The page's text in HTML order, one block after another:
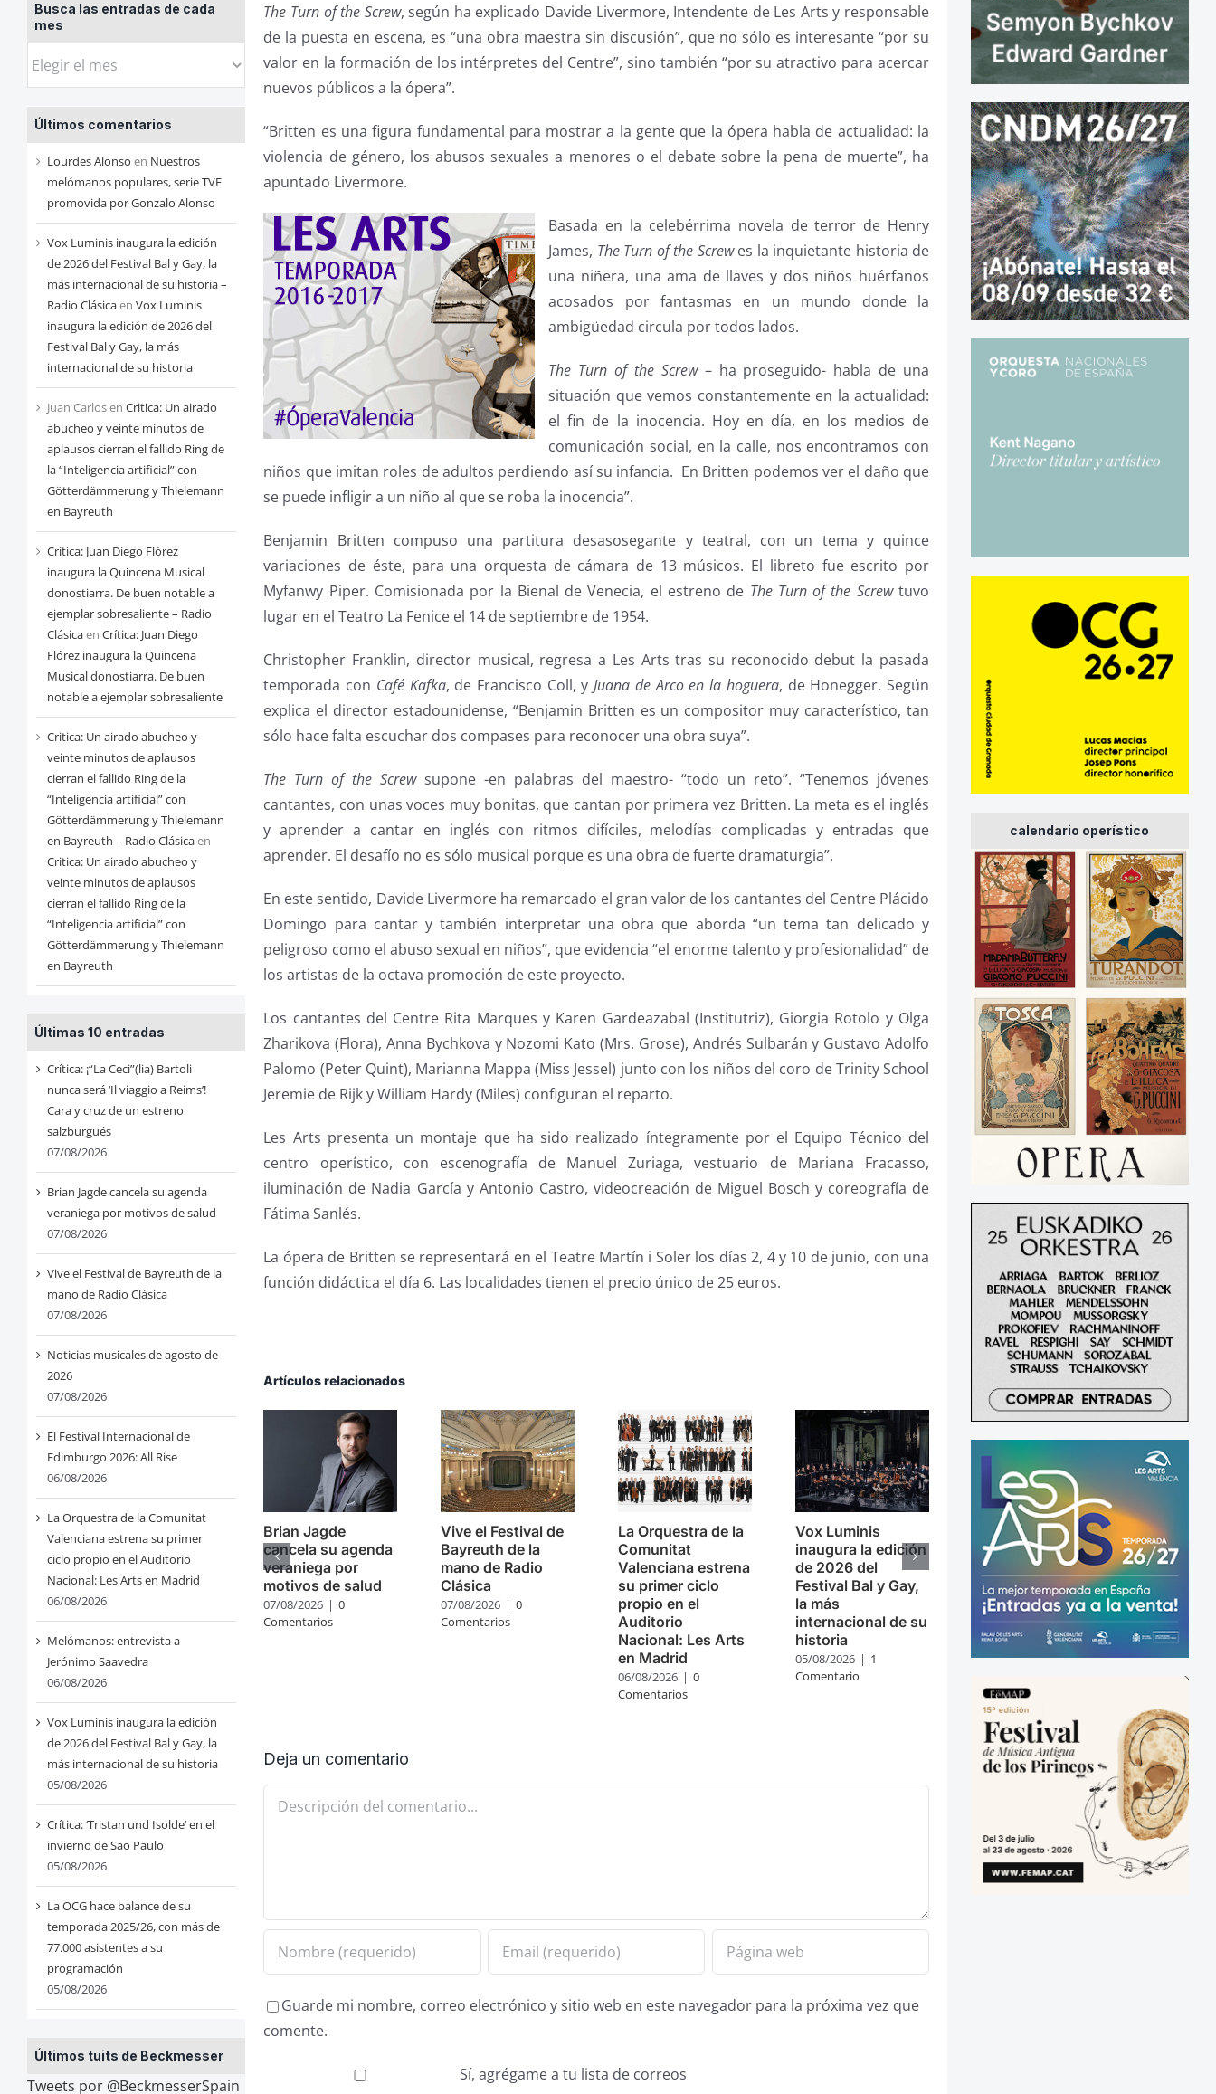
Busca las entradas de cada
mes
Busca
entradas
de
cada
mes
Últimos comentarios
Lourdes Alonso en Nuestros
melómanos populares, serie TVE
promovida por Gonzalo Alonso
Vox Luminis inaugura la edición
de 2026 del Festival Bal y Gay, la
más internacional de su historia –
Radio Clásicaen Vox Luminis
inaugura la edición de 2026 del
Festival Bal y Gay, la más
internacional de su historia
Juan Carlosen Critica: Un airado
abucheo y veinte minutos de
aplausos cierran el fallido Ring de
la “Inteligencia artificial” con
Götterdämmerung y Thielemann
en Bayreuth
Crítica: Juan Diego Flórez
inaugura la Quincena Musical
donostiarra. De buen notable a
ejemplar sobresaliente – Radio
Clásicaen Crítica: Juan Diego
Flórez inaugura la Quincena
Musical donostiarra. De buen
notable a ejemplar sobresaliente
Critica: Un airado abucheo y
veinte minutos de aplausos
cierran el fallido Ring de la
“Inteligencia artificial” con
Götterdämmerung y Thielemann
en Bayreuth – Radio Clásicaen
Critica: Un airado abucheo y
veinte minutos de aplausos
cierran el fallido Ring de la
“Inteligencia artificial” con
Götterdämmerung y Thielemann
en Bayreuth
Últimas 10 entradas
Crítica: ¡“La Ceci”(lia) Bartoli
nunca será ‘Il viaggio a Reims’!
Cara y cruz de un estreno
salzburgués
07/08/2026
Brian Jagde cancela su agenda
veraniega por motivos de salud
07/08/2026
Vive el Festival de Bayreuth de la
mano de Radio Clásica
07/08/2026
Noticias musicales de agosto de
2026
07/08/2026
El Festival Internacional de
Edimburgo 2026: All Rise
06/08/2026
La Orquestra de la Comunitat
Valenciana estrena su primer
ciclo propio en el Auditorio
Nacional: Les Arts en Madrid
06/08/2026
Melómanos: entrevista a
Jerónimo Saavedra
06/08/2026
Vox Luminis inaugura la edición
de 2026 del Festival Bal y Gay, la
más internacional de su historia
05/08/2026
Crítica: ‘Tristan und Isolde’ en el
invierno de Sao Paulo
05/08/2026
La OCG hace balance de su
temporada 2025/26, con más de
77.000 asistentes a su
programación
05/08/2026
Últimos tuits de Beckmesser
Tweets por @BeckmesserSpain
The Turn of the Screw, según ha explicado Davide Livermore, Intendente de Les Arts y responsable
de la puesta en escena, es “una obra maestra sin discusión”, que no sólo es interesante “por su
valor en la formación de los intérpretes del Centre”, sino también “por su atractivo para acercar
nuevos públicos a la ópera”.
“Britten es una figura fundamental para mostrar a la gente que la ópera habla de actualidad: la
violencia de género, los abusos sexuales a menores o el debate sobre la pena de muerte”, ha
apuntado Livermore.
Basada en la celebérrima novela de terror de Henry
James, The Turn of the Screwes la inquietante historia de
una niñera, una ama de llaves y dos niños huérfanos
acosados por fantasmas en un mundo donde la
ambigüedad circula por todos lados.
The Turn of the Screw– ha proseguido- habla de una
situación que vemos constantemente en la actualidad:
el fin de la inocencia. Hoy en día, en los medios de
comunicación social, en la calle, nos encontramos con
niños que imitan roles de adultos perdiendo así su infancia. En Britten podemos ver el daño que
se puede infligir a un niño al que se roba la inocencia”.
Benjamin Britten compuso una partitura desasosegante y teatral, con un tema y quince
variaciones de éste, para una orquesta de cámara de 13 músicos. El libreto fue escrito por
Myfanwy Piper. Comisionada por la Bienal de Venecia, el estreno de The Turn of the Screwtuvo
lugar en el Teatro La Fenice el 14 de septiembre de 1954.
Christopher Franklin, director musical, regresa a Les Arts tras su reconocido debut la pasada
temporada con Café Kafka, de Francisco Coll, yJuana de Arco en la hoguera, de Honegger. Según
explica el director estadounidense, “Benjamin Britten es un compositor muy característico, tan
sólo hace falta escuchar dos compases para reconocer una obra suya”.
The Turn of the Screwsupone -en palabras del maestro- “todo un reto”. “Tenemos jóvenes
cantantes, con unas voces muy bonitas, que cantan por primera vez Britten. La meta es el inglés
y aprender a cantar en inglés con ritmos difíciles, melodías complicadas y entradas que
aprender. El desafío no es sólo musical porque es una obra de fuerte dramaturgia”.
En este sentido, Davide Livermore ha remarcado el gran valor de los cantantes del Centre Plácido
Domingo para cantar y también interpretar una obra que aborda “un tema tan delicado y
peligroso como el abuso sexual en niños”, que evidencia “el enorme talento y profesionalidad” de
los artistas de la octava promoción de este proyecto.
Los cantantes del Centre Rita Marques y Karen Gardeazabal (Institutriz), Giorgia Rotolo y Olga
Zharikova (Flora), Anna Bychkova y Nozomi Kato (Mrs. Grose), Andrés Sulbarán y Gustavo Adolfo
Palomo (Peter Quint), Marianna Mappa (Miss Jessel) junto con los niños del coro de Trinity School
Jeremie de Rijk y William Hardy (Miles) configuran el reparto.
Les Arts presenta un montaje que ha sido realizado íntegramente por el Equipo Técnico del
centro operístico, con escenografía de Manuel Zuriaga, vestuario de Mariana Fracasso,
iluminación de Nadia García y Antonio Castro, videocreación de Miguel Bosch y coreografía de
Fátima Sanlés.
La ópera de Britten se representará en el Teatre Martín i Soler los días 2, 4 y 10 de junio, con una
función didáctica el día 6. Las localidades tienen el precio único de 25 euros.
Artículos relacionados
Brian Jagde
cancela su agenda
veraniega por
motivos de salud
07/08/2026 | 0
Comentarios
Vive el Festival de
Bayreuth de la
mano de Radio
Clásica
07/08/2026 | 0
Comentarios
La Orquestra de la
Comunitat
Valenciana estrena
su primer ciclo
propio en el
Auditorio
Nacional: Les Arts
en Madrid
06/08/2026 | 0
Comentarios
Vox Luminis
inaugura la edición
de 2026 del
Festival Bal y Gay,
la más
internacional de su
historia
05/08/2026 | 1
Comentario
Deja un comentario
Comentario
Guarde mi nombre, correo electrónico y sitio web en este navegador para la próxima vez que
comente.
Sí, agrégame a tu lista de correos
calendario operístico